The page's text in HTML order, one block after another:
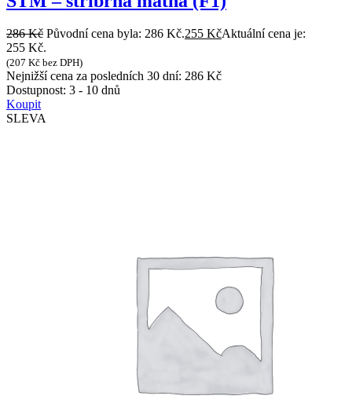
286Kč Původní cena byla: 286 Kč.255 KčAktuální cena je:
255 Kč.
(207 Kč bez DPH)
Nejnižší cena za posledních 30 dní: 286 Kč
Dostupnost: 3 - 10 dnů
Koupit
SLEVA